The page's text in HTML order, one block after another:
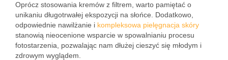
Oprócz stosowania kremów z filtrem, warto pamiętać o
unikaniu długotrwałej ekspozycji na słońce. Dodatkowo,
odpowiednie nawilżanie i kompleksowa pielęgnacja skóry
stanowią nieocenione wsparcie w spowalnianiu procesu
fotostarzenia, pozwalając nam dłużej cieszyć się młodym i
zdrowym wyglądem.